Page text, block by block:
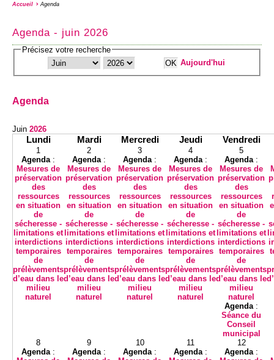
Accueil Agenda
Agenda - juin 2026
Précisez votre recherche
Aujourd'hui
Agenda
Juin 2026
Lundi Mardi Mercredi Jeudi Vendredi
1
Agenda :
Mesures de
préservation
des
ressources
en situation
de
sécheresse -
limitations et
interdictions
temporaires
de
prélèvements
d’eau dans le
milieu
naturel
2
Agenda :
Mesures de
préservation
des
ressources
en situation
de
sécheresse -
limitations et
interdictions
temporaires
de
prélèvements
d’eau dans le
milieu
naturel
3
Agenda :
Mesures de
préservation
des
ressources
en situation
de
sécheresse -
limitations et
interdictions
temporaires
de
prélèvements
d’eau dans le
milieu
naturel
4
Agenda :
Mesures de
préservation
des
ressources
en situation
de
sécheresse -
limitations et
interdictions
temporaires
de
prélèvements
d’eau dans le
milieu
naturel
5
Agenda :
Mesures de
préservation
des
ressources
en situation
de
sécheresse -
limitations et
interdictions
temporaires
de
prélèvements
d’eau dans le
milieu
naturel
Agenda :
Séance du
Conseil
municipal
8
Agenda :
9
Agenda :
10
Agenda :
11
Agenda :
12
Agenda :